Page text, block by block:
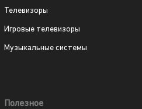
Телевизоры
Игровые телевизоры
Музыкальные системы
Полезное